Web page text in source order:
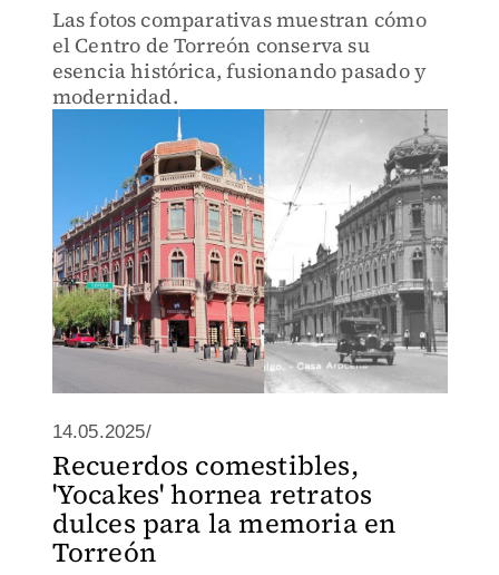
Las fotos comparativas muestran cómo
el Centro de Torreón conserva su
esencia histórica, fusionando pasado y
modernidad.
14.05.2025/
Recuerdos comestibles,
'Yocakes' hornea retratos
dulces para la memoria en
Torreón